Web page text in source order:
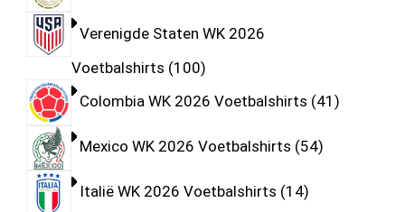
Verenigde Staten WK 2026
Voetbalshirts 100
Colombia WK 2026 Voetbalshirts 41
Mexico WK 2026 Voetbalshirts 54
Italië WK 2026 Voetbalshirts 14